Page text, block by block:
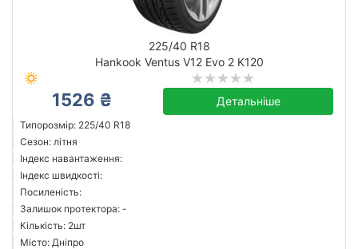
225/40 R18
Hankook Ventus V12 Evo 2 K120
1526 ₴ Детальніше
Типорозмір: 225/40 R18
Сезон: літня
Індекс навантаження:
Індекс швидкості:
Посиленість:
Залишок протектора: -
Кількість: 2шт
Місто: Дніпро